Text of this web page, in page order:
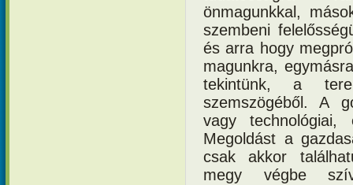
önmagunkkal,
szembeni
és arra hogy
magunkra,
tekintünk, a
szemszögéből. A
vagy technológiai,
Megoldást a
csak akkor
megy végbe